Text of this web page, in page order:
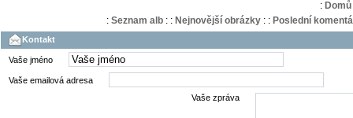
: Domů
: Seznam alb: : Nejnovější obrázky: : Poslední
Kontakt
Vaše jméno
Vaše emailová adresa
Vaše zpráva